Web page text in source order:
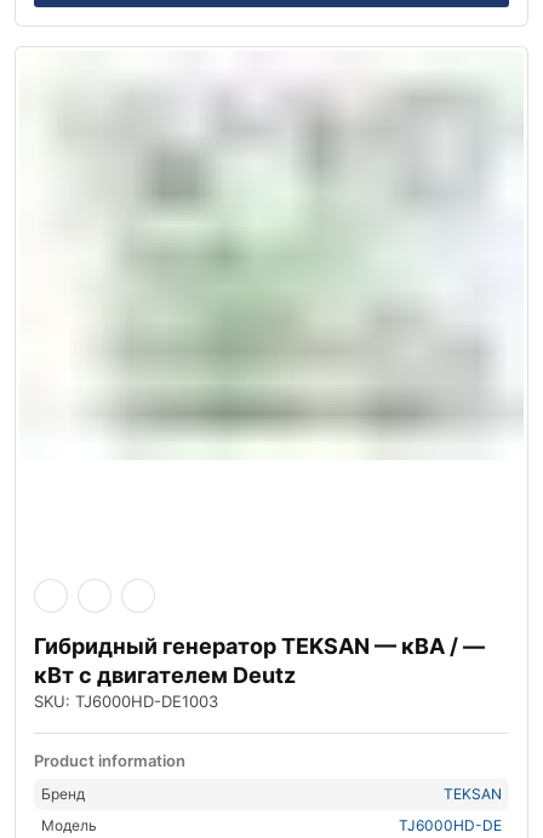
Гибридный генератор TEKSAN — кВА / —
кВт с двигателем Deutz
SKU: TJ6000HD-DE1003
Product information
Бренд
TEKSAN
Модель
TJ6000HD-DE